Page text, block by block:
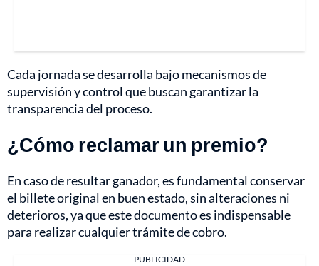
Cada jornada se desarrolla bajo mecanismos de
supervisión y control que buscan garantizar la
transparencia del proceso.
¿Cómo reclamar un premio?
En caso de resultar ganador, es fundamental conservar
el billete original en buen estado, sin alteraciones ni
deterioros, ya que este documento es indispensable
para realizar cualquier trámite de cobro.
PUBLICIDAD